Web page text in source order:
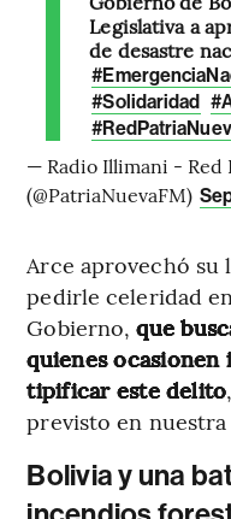
Legislativa a
de desastre
#Solidaridad
— Radio Illimani - Red
(@PatriaNuevaFM)
Arce aprovechó su
pedirle celeridad
Gobierno,que
quienes
tipificar este delito
previsto en nuestra
Bolivia y una